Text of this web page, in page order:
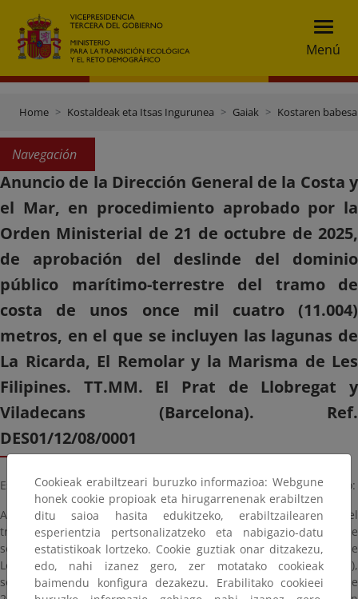
Menú
Home Kostaldeak eta Itsas Ingurunea Gaiak Kostaren babesa
Navegación
Anuncio de la Dirección General de la Costa y
el Mar, en procedimiento aprobado por la
Orden Ministerial de 21 de octubre de 2025,
de aprobación del deslinde del dominio
público marítimo-terrestre del tramo de
costa de unos once mil cuatro (11.004)
metros, en el que se incluyen las lagunas de
La Ricarda, El Remolar y la Marisma de Les
Filipines. TT.MM. El Prat de Llobregat y
Viladecans (Barcelona). Ref.
DES01/12/08/0001
Esta Dirección General, por delegación de la Ministra, ha resuelto:
Aprobar el deslinde del dominio público marítimo-terrestre del
tramo de costa de unos once mil cuatro (11.004) metros, en el que
se incluyen las lagunas de La Ricarda, El Remolar y la Marisma de
Les Filipines. TT.MM. El Prat de Llobregat y Viladecans (Barcelona),
según se define en los planos fechados el 27 de septiembre de
Cookieak erabiltzeari buruzko informazioa: Webgune
honek cookie propioak eta hirugarrenenak erabiltzen
ditu saioa hasita edukitzeko, erabiltzailearen
esperientzia pertsonalizatzeko eta nabigazio-datu
estatistikoak lortzeko. Cookie guztiak onar ditzakezu,
edo, nahi izanez gero, zer motatako cookieak
baimendu konfigura dezakezu. Erabilitako cookieei